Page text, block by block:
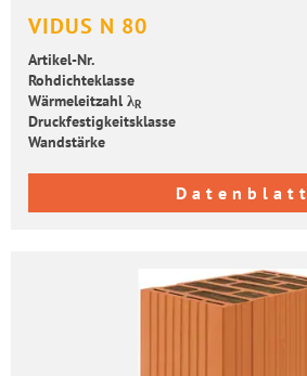
VIDUS N 80
Artikel-​Nr.
Roh­dich­te­klas­se
Wär­me­leit­zahl λR
Druck­fes­tig­keits­klas­se
Wand­stär­ke
Datenblatt